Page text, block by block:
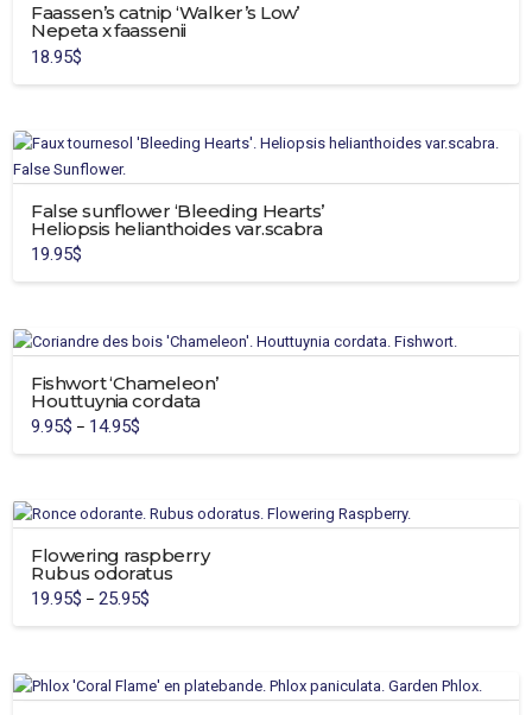
page
Faassen’s catnip ‘Walker’s Low’
Nepeta x faassenii
18.95$
False sunflower ‘Bleeding Hearts’
Heliopsis helianthoides var.scabra
19.95$
Fishwort ‘Chameleon’
Houttuynia cordata
9.95$ – 14.95$
9.95$
multiple
variants.
The
options
may
chosen
Flowering raspberry
Rubus odoratus
19.95$ – 25.95$
19.95$
multiple